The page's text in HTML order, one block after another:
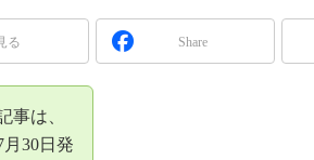
エレクトロニクス入門（
世界を「数字」で回してみよう
るバズワード ～Behind the
の10年で起こったこと、次の10年
こること
る Share
事は、
月30日発